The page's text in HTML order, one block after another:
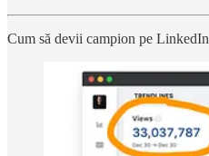
Cum să devii campion pe LinkedIn